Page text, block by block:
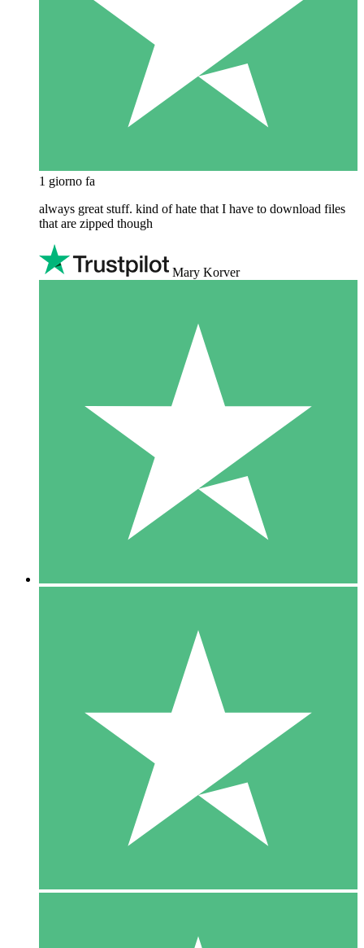
1 giorno fa
always great stuff. kind of hate that I have to download files
that are zipped though
Mary Korver